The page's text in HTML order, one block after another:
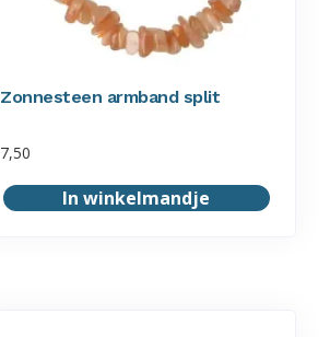
Zonnesteen armband split
7,50
In winkelmandje